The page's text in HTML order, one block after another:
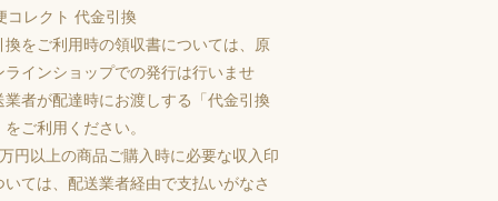
をご利用時の領収書については、原
ラインショップでの発行は行いませ
業者が配達時にお渡しする「代金引換
ご利用ください。
円以上の商品ご購入時に必要な収入印
いては、配送業者経由で支払いがなさ